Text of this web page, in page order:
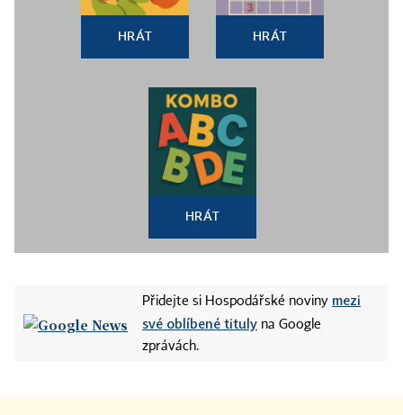
HRÁT HRÁT
HRÁT
Přidejte si Hospodářské noviny mezi
své oblíbené tituly na Google
zprávách.